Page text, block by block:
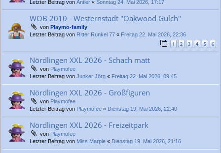
Letzter Beitrag von Antler « Sonntag 24. Mai 2026, 17:17
WOB 2010 - Westernstadt "Oakwood Gulch"
von Playmo-family
Letzter Beitrag von Ritter Runkel 77 « Freitag 22. Mai 2026, 22:36
1 2 3 4 5 6
Nördlingen XXL 2026 - Schach matt
von Playmofee
Letzter Beitrag von Junker Jörg « Freitag 22. Mai 2026, 09:45
Nördlingen XXL 2026 - Großfiguren
von Playmofee
Letzter Beitrag von Playmofee « Dienstag 19. Mai 2026, 22:40
Nördlingen XXL 2026 - Freizeitpark
von Playmofee
Letzter Beitrag von Miss Marple « Dienstag 19. Mai 2026, 21:16